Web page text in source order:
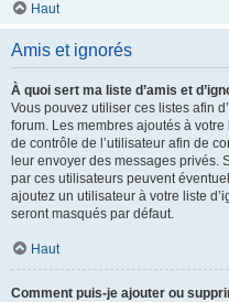
Haut
Amis et ignorés
À quoi sert ma liste d’amis et
Vous pouvez utiliser ces listes afin
forum. Les membres ajoutés à
de contrôle de l’utilisateur afin de
leur envoyer des messages privés.
par ces utilisateurs peuvent
ajoutez un utilisateur à votre liste
seront masqués par défaut.
Haut
Comment puis-je ajouter ou